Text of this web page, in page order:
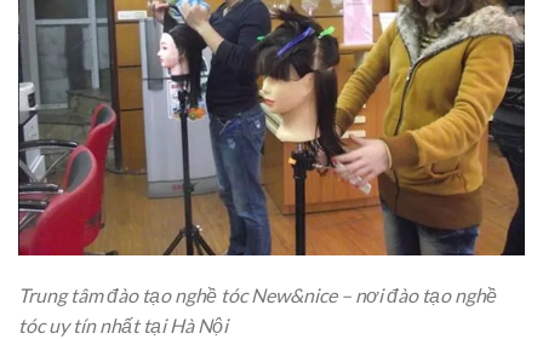
Trung tâm đào tạo nghề tóc New&nice – nơi đào tạo nghề
tóc uy tín nhất tại Hà Nội